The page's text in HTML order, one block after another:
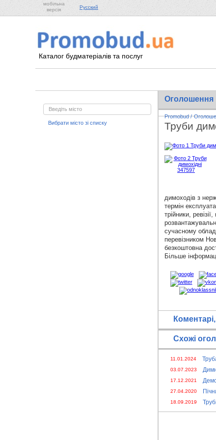
мобільна
версія
Русский
Каталог будматеріалів та послуг
Оголошення
Promobud/
Труби
димоходів з
термін
трійники,
сучасному
перевізником
безкоштовна
Більше
Схожі
11.01.2024
03.07.2023
17.12.2021
27.04.2020
18.09.2019
Вибрати місто зі списку